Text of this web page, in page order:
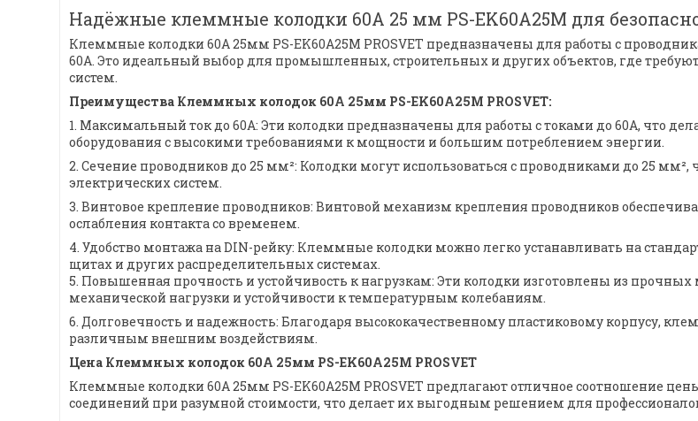
Надёжные клеммные колодки 60А 25 мм PS-EK60A25M для
Клеммные колодки 60А 25мм PS-EK60A25M PROSVET предназначены для работы с
60А. Это идеальный выбор для промышленных, строительных и других объектов, где
систем.
Преимущества Клеммных колодок 60А 25мм PS-EK60A25M PROSVET:
1. Максимальный ток до 60А: Эти колодки предназначены для работы с токами до 60А, что
оборудования с высокими требованиями к мощности и большим потреблением энергии.
2. Сечение проводников до 25 мм²: Колодки могут использоваться с проводниками до 25
электрических систем.
3. Винтовое крепление проводников: Винтовой механизм крепления проводников
ослабления контакта со временем.
4. Удобство монтажа на DIN-рейку: Клеммные колодки можно легко устанавливать на
щитах и других распределительных системах.
5. Повышенная прочность и устойчивость к нагрузкам: Эти колодки изготовлены из прочных
механической нагрузки и устойчивости к температурным колебаниям.
6. Долговечность и надежность: Благодаря высококачественному пластиковому корпусу,
различным внешним воздействиям.
Цена Клеммных колодок 60А 25мм PS-EK60A25M PROSVET
Клеммные колодки 60А 25мм PS-EK60A25M PROSVET предлагают отличное соотношение
соединений при разумной стоимости, что делает их выгодным решением для